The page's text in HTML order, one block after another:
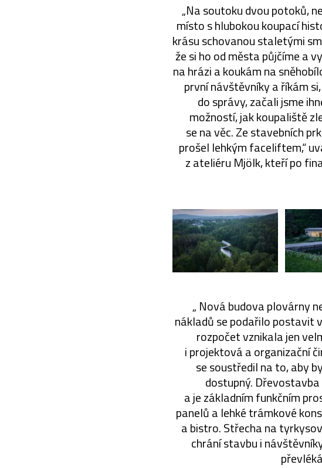
„Na soutoku dvou potoků,
místo s hlubokou koupací
krásu schovanou staletými
že si ho od města půjčíme a
na hrázi a koukám na
první návštěvníky a říkám
do správy, začali jsme
možností, jak koupaliště
se na věc. Ze stavebních
prošel lehkým faceliftem,“
z ateliéru Mjölk, kteří po
„ Nová budova plovárny
nákladů se podařilo postavit
rozpočet vznikala jen
i projektová a organizační
se soustředil na to, aby
dostupný.
a je základním funkčním
panelů a lehké trámkové
a bistro. Střecha na
chrání stavbu i